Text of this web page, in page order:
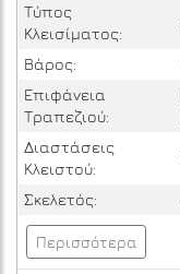
Τύπος
Κλεισίματος:
Βάρος:
Επιφάνεια
Τραπεζιού:
Διαστάσεις
Κλειστού:
Σκελετός:
Περισσότερα